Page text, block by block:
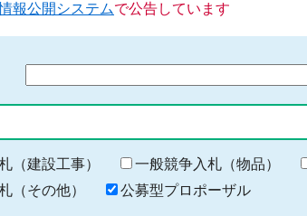
報公開システムで公告しています
る
キ
ー
（建設工事） 一般競争入札（物品）
（その他）
公募型プロポーザル